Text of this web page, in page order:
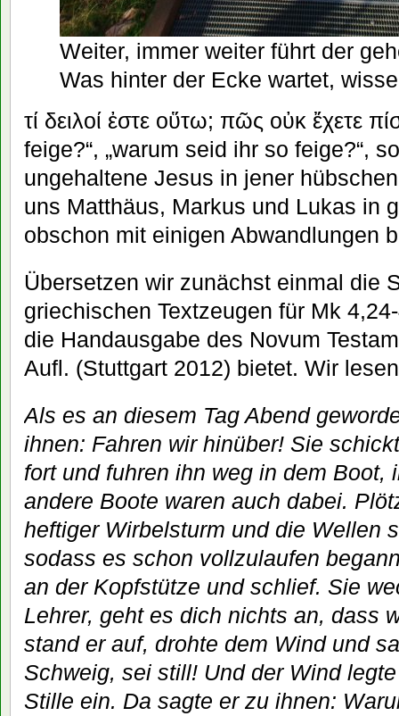
Weiter, immer weiter führt der
Was hinter der Ecke wartet,
τί δειλοί ἐστε οὕτω; πῶς οὐκ ἔχετε
feige?“, „warum seid ihr so feige?“,
ungehaltene Jesus in jener
uns Matthäus, Markus und Lukas in
obschon mit einigen Abwandlungen
Übersetzen wir zunächst einmal die
griechischen Textzeugen für Mk
die Handausgabe des Novum
Aufl. (Stuttgart 2012) bietet. Wir
Als es an diesem Tag Abend
ihnen: Fahren wir hinüber! Sie
fort und fuhren ihn weg in dem Boot,
andere Boote waren auch dabei.
heftiger Wirbelsturm und die Wellen
sodass es schon vollzulaufen
an der Kopfstütze und schlief. Sie
Lehrer, geht es dich nichts an, dass
stand er auf, drohte dem Wind und
Schweig, sei still! Und der Wind
Stille ein. Da sagte er zu ihnen: